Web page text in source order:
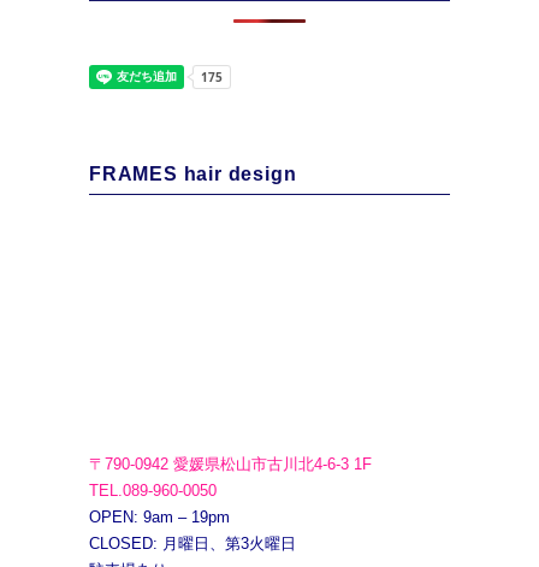
FRAMES hair design
〒790-0942 愛媛県松山市古川北4-6-3 1F
TEL.089-960-0050
OPEN: 9am – 19pm
CLOSED: 月曜日、第3火曜日